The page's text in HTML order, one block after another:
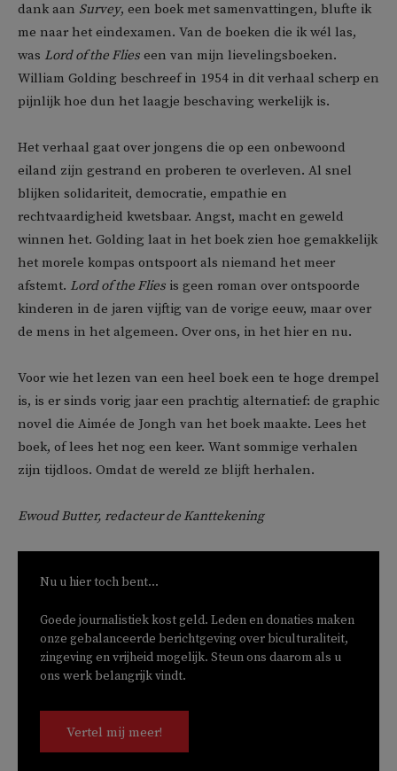
dank aan Survey, een boek met samenvattingen, blufte ik
me naar het eindexamen. Van de boeken die ik wél las,
was Lord of the Flies een van mijn lievelingsboeken.
William Golding beschreef in 1954 in dit verhaal scherp en
pijnlijk hoe dun het laagje beschaving werkelijk is.
Het verhaal gaat over jongens die op een onbewoond
eiland zijn gestrand en proberen te overleven. Al snel
blijken solidariteit, democratie, empathie en
rechtvaardigheid kwetsbaar. Angst, macht en geweld
winnen het. Golding laat in het boek zien hoe gemakkelijk
het morele kompas ontspoort als niemand het meer
afstemt. Lord of the Flies is geen roman over ontspoorde
kinderen in de jaren vijftig van de vorige eeuw, maar over
de mens in het algemeen. Over ons, in het hier en nu.
Voor wie het lezen van een heel boek een te hoge drempel
is, is er sinds vorig jaar een prachtig alternatief: de graphic
novel die Aimée de Jongh van het boek maakte. Lees het
boek, of lees het nog een keer. Want sommige verhalen
zijn tijdloos. Omdat de wereld ze blijft herhalen.
Ewoud Butter, redacteur de Kanttekening
Nu u hier toch bent...
Goede journalistiek kost geld. Leden en donaties maken
onze gebalanceerde berichtgeving over biculturaliteit,
zingeving en vrijheid mogelijk. Steun ons daarom als u
ons werk belangrijk vindt.
Vertel mij meer!